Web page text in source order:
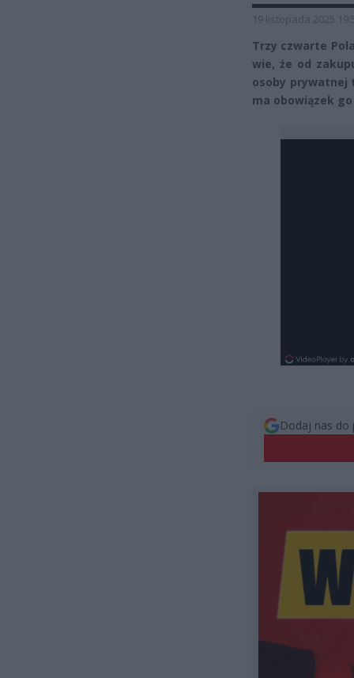
19 listopada 2025
Trzy czwarte
wie, że od
osoby prywatnej
ma obowiązek
Dodaj nas do